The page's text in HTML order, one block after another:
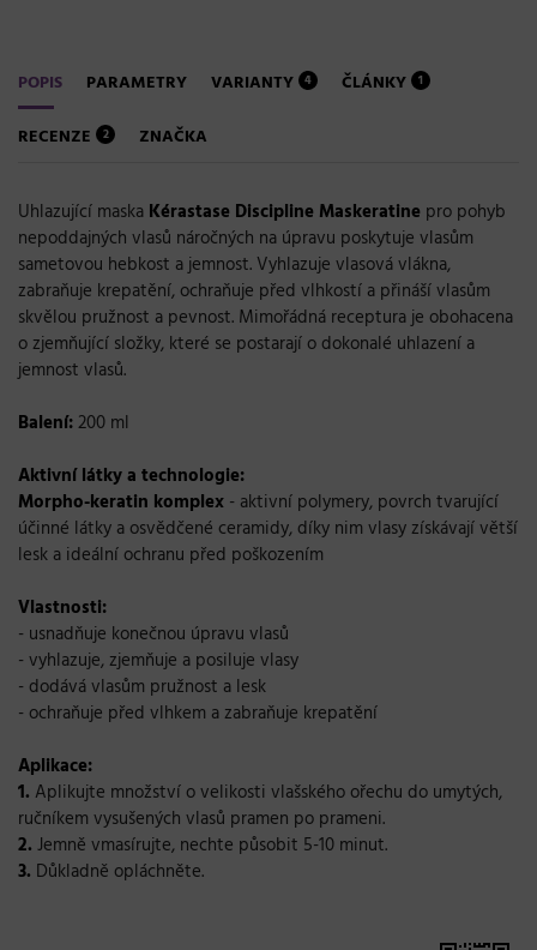
POPIS PARAMETRY VARIANTY 4 ČLÁNKY 1
RECENZE 2 ZNAČKA
Uhlazující maska Kérastase Discipline Maskeratine pro pohyb
nepoddajných vlasů náročných na úpravu poskytuje vlasům
sametovou hebkost a jemnost. Vyhlazuje vlasová vlákna,
zabraňuje krepatění, ochraňuje před vlhkostí a přináší vlasům
skvělou pružnost a pevnost. Mimořádná receptura je obohacena
o zjemňující složky, které se postarají o dokonalé uhlazení a
jemnost vlasů.
Balení:200 ml
Aktivní látky a technologie:
Morpho-keratin komplex - aktivní polymery, povrch tvarující
účinné látky a osvědčené ceramidy, díky nim vlasy získávají větší
lesk a ideální ochranu před poškozením
Vlastnosti:
- usnadňuje konečnou úpravu vlasů
- vyhlazuje, zjemňuje a posiluje vlasy
- dodává vlasům pružnost a lesk
- ochraňuje před vlhkem a zabraňuje krepatění
Aplikace:
1. Aplikujte množství o velikosti vlašského ořechu do umytých,
ručníkem vysušených vlasů pramen po prameni.
2. Jemně vmasírujte, nechte působit 5-10 minut.
3. Důkladně opláchněte.